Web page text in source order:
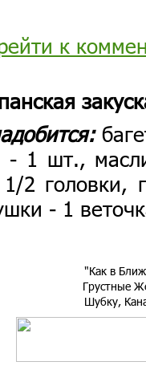
к
- 1 шт.,
2 головки,
- 1
"Как в
Грустные
Шубку,